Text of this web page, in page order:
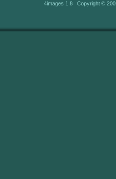
4images 1.8 Copyright ©